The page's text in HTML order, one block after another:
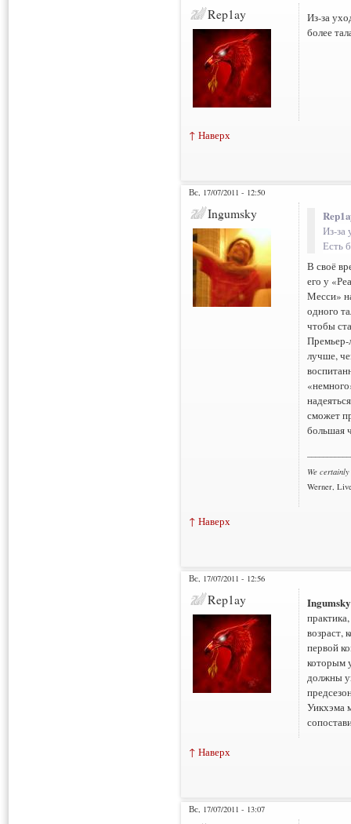
Rep1ay
Из-за
более
↑ Наверх
Вс, 17/07/2011 - 12:50
Ingumsky
Из-за
Есть
В своё
его у
Месси»
одного
чтобы
Премьер-
лучше,
сможет
большая
We
Werner,
↑ Наверх
Вс, 17/07/2011 - 12:56
Rep1ay
возраст,
первой
которым
должны
Уикхэма
↑ Наверх
Вс, 17/07/2011 - 13:07